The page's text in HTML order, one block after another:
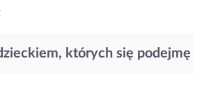
których się podejmę